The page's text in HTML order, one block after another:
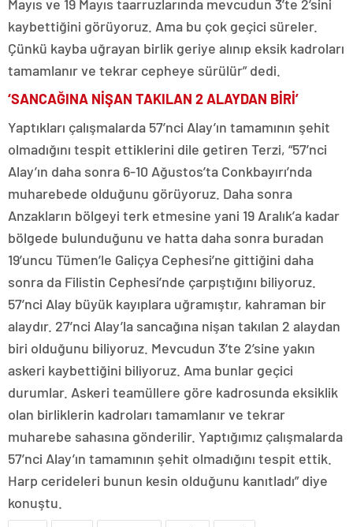
Mayıs ve 19 Mayıs taarruzlarında mevcudun 3’te 2’sini
kaybettiğini görüyoruz. Ama bu çok geçici süreler.
Çünkü kayba uğrayan birlik geriye alınıp eksik kadroları
tamamlanır ve tekrar cepheye sürülür” dedi.
‘SANCAĞINA NİŞAN TAKILAN 2 ALAYDAN BİRİ’
Yaptıkları çalışmalarda 57’nci Alay’ın tamamının şehit
olmadığını tespit ettiklerini dile getiren Terzi, “57’nci
Alay’ın daha sonra 6-10 Ağustos’ta Conkbayırı’nda
muharebede olduğunu görüyoruz. Daha sonra
Anzakların bölgeyi terk etmesine yani 19 Aralık’a kadar
bölgede bulunduğunu ve hatta daha sonra buradan
19’uncu Tümen’le Galiçya Cephesi’ne gittiğini daha
sonra da Filistin Cephesi’nde çarpıştığını biliyoruz.
57’nci Alay büyük kayıplara uğramıştır, kahraman bir
alaydır. 27’nci Alay’la sancağına nişan takılan 2 alaydan
biri olduğunu biliyoruz. Mevcudun 3’te 2’sine yakın
askeri kaybettiğini biliyoruz. Ama bunlar geçici
durumlar. Askeri teamüllere göre kadrosunda eksiklik
olan birliklerin kadroları tamamlanır ve tekrar
muharebe sahasına gönderilir. Yaptığımız çalışmalarda
57’nci Alay’ın tamamının şehit olmadığını tespit ettik.
Harp cerideleri bunun kesin olduğunu kanıtladı” diye
konuştu.